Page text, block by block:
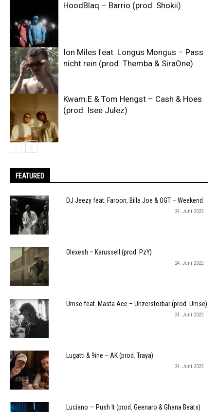
HoodBlaq – Barrio (prod. Shokii)
Ion Miles feat. Longus Mongus – Pass
nicht rein (prod. Themba & SiraOne)
Kwam.E & Tom Hengst – Cash & Hoes
(prod. Isee Julez)
FEATURED
DJ Jeezy feat. Faroon, Billa Joe & OGT – Weekend
24. Juni 2022
Olexesh – Karussell (prod. PzY)
24. Juni 2022
Umse feat. Masta Ace – Unzerstörbar (prod. Umse)
24. Juni 2022
Lugatti & 9ine – AK (prod. Traya)
24. Juni 2022
Luciano — Push It (prod. Geenaro & Ghana Beats)